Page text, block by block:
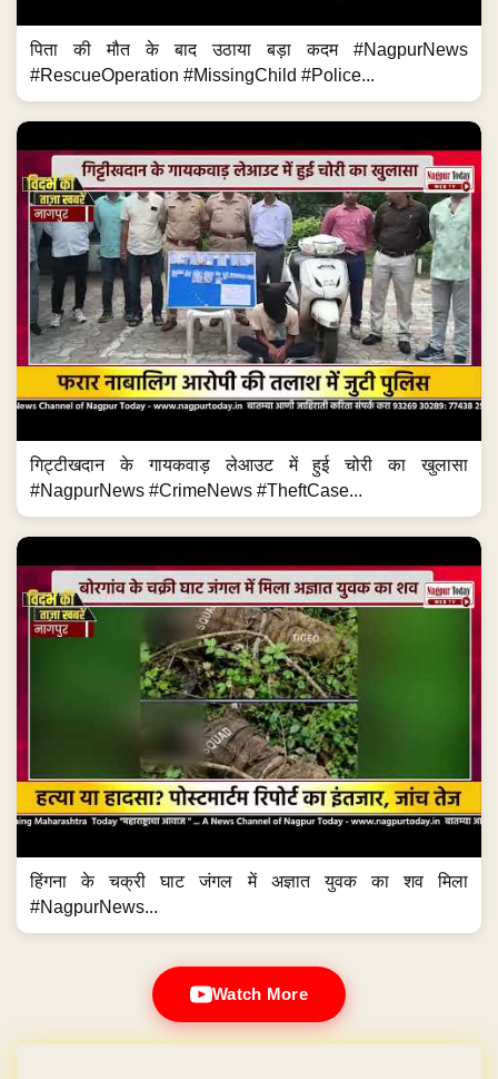
पिता की मौत के बाद उठाया बड़ा कदम #NagpurNews
#RescueOperation #MissingChild #Police...
गिट्टीखदान के गायकवाड़ लेआउट में हुई चोरी का खुलासा
#NagpurNews #CrimeNews #TheftCase...
हिंगना के चक्री घाट जंगल में अज्ञात युवक का शव मिला
#NagpurNews...
Watch More